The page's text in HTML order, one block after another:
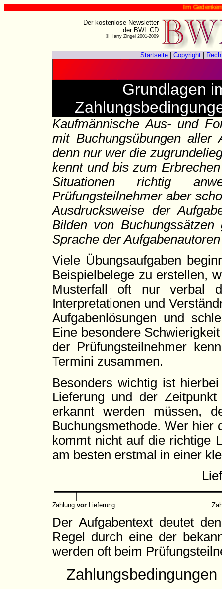
Im Gedenken an
Der kostenlose Newsletter
der BWL CD
© Harry Zingel 2001-2009
Startseite Copyright
Grundlagen
Kaufmännische Aus- und
mit Buchungsübungen aller
denn nur wer die
kennt und bis zum
Situationen richtig
Prüfungsteilnehmer aber
Ausdrucksweise der
Bilden von
Sprache der
Viele Übungsaufgaben
Beispielbelege zu erstellen,
Musterfall oft nur verbal
Interpretationen und
Aufgabenlösungen und
Eine besondere
der Prüfungsteilnehmer
Termini zusammen.
Besonders wichtig ist
Lieferung und der
erkannt werden müssen,
Buchungsmethode. Wer hier
kommt nicht auf die richtige
am besten erstmal in einer
Zahlung vor Lieferung
Der Aufgabentext deutet
Regel durch eine der
werden oft beim